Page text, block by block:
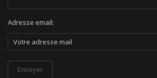
Adresse email: